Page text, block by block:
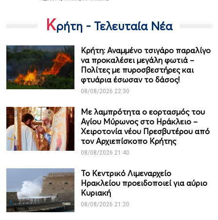
Κρήτη - Τελευταία Νέα
Κρήτη: Αναμμένο τσιγάρο παραλίγο
να προκαλέσει μεγάλη φωτιά –
Πολίτες με πυροσβεστήρες και
φτυάρια έσωσαν το δάσος!
08/08/2026 22:30
Με λαμπρότητα ο εορτασμός του
Αγίου Μύρωνος στο Ηράκλειο –
Χειροτονία νέου Πρεσβυτέρου από
τον Αρχιεπίσκοπο Κρήτης
08/08/2026 21:40
Το Κεντρικό Λιμεναρχείο
Ηρακλείου προειδοποιεί για αύριο
Κυριακή
08/08/2026 21:20